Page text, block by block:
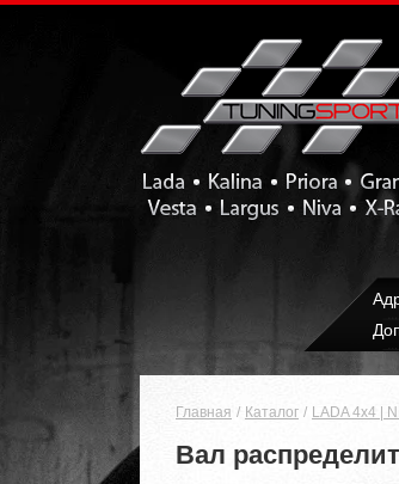
Главная Каталог LADA 4x4 |
Вал